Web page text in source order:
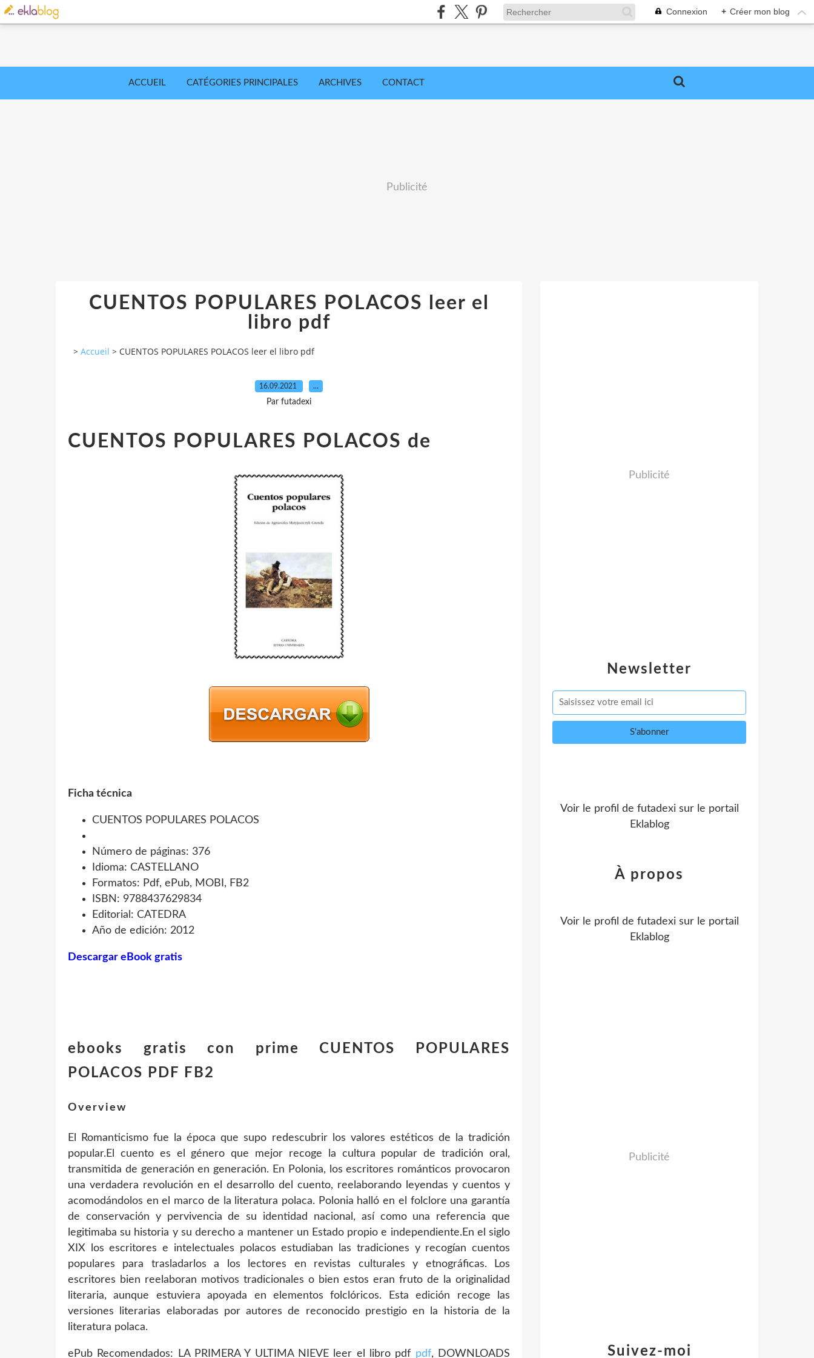
Connexion + Créer mon blog
ACCUEIL CATÉGORIES PRINCIPALES ARCHIVES CONTACT
Publicité
CUENTOS POPULARES POLACOS leer el
libro pdf
> Accueil > CUENTOS POPULARES POLACOS leer el libro pdf
16.09.2021 …
Par futadexi
CUENTOS POPULARES POLACOS de
Ficha técnica
CUENTOS POPULARES POLACOS
Número de páginas: 376
Idioma: CASTELLANO
Formatos: Pdf, ePub, MOBI, FB2
ISBN: 9788437629834
Editorial: CATEDRA
Año de edición: 2012
Descargar eBook gratis
ebooks gratis con prime CUENTOS POPULARES
POLACOS PDF FB2
Overview
El Romanticismo fue la época que supo redescubrir los valores estéticos de la tradición
popular.El cuento es el género que mejor recoge la cultura popular de tradición oral,
transmitida de generación en generación. En Polonia, los escritores románticos provocaron
una verdadera revolución en el desarrollo del cuento, reelaborando leyendas y cuentos y
acomodándolos en el marco de la literatura polaca. Polonia halló en el folclore una garantía
de conservación y pervivencia de su identidad nacional, así como una referencia que
legitimaba su historia y su derecho a mantener un Estado propio e independiente.En el siglo
XIX los escritores e intelectuales polacos estudiaban las tradiciones y recogían cuentos
populares para trasladarlos a los lectores en revistas culturales y etnográficas. Los
escritores bien reelaboran motivos tradicionales o bien estos eran fruto de la originalidad
literaria, aunque estuviera apoyada en elementos folclóricos. Esta edición recoge las
versiones literarias elaboradas por autores de reconocido prestigio en la historia de la
literatura polaca.
ePub Recomendados: LA PRIMERA Y ULTIMA NIEVE leer el libro pdf pdf, DOWNLOADS
Newsletter
Publicité
Voir le profil de futadexisur le portail
Eklablog
Suivez-moi
À propos
Voir le profil de futadexisur le portail
Eklablog
Publicité